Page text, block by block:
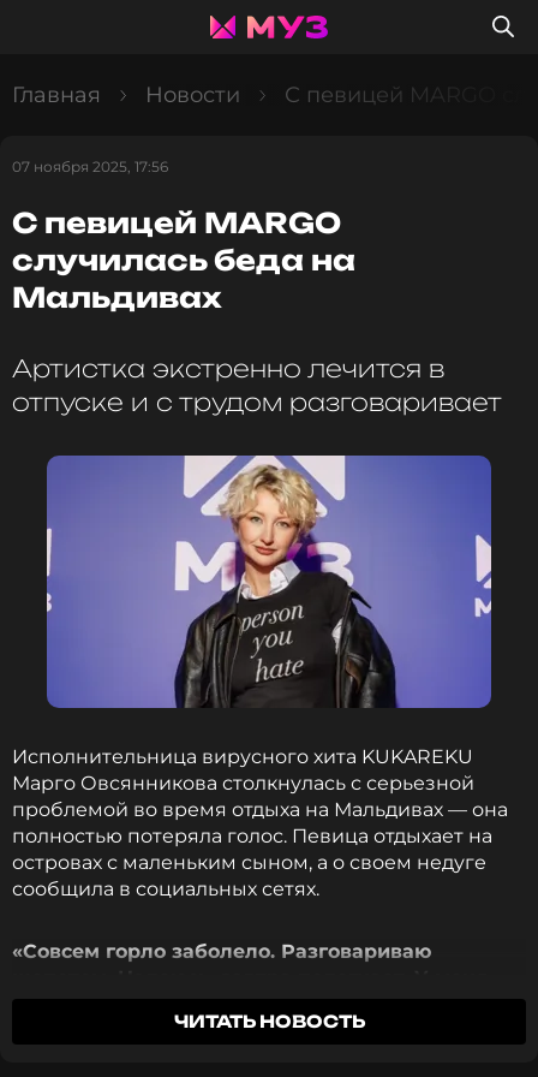
Главная Новости С певицей MARGO
07 ноября 2025, 17:56
С певицей MARGO
случилась беда на
Мальдивах
Артистка экстренно лечится в
отпуске и с трудом разговаривает
Исполнительница вирусного хита KUKAREKU
Марго Овсянникова столкнулась с серьезной
проблемой во время отдыха на Мальдивах — она
полностью потеряла голос. Певица отдыхает на
островах с маленьким сыном, а о своем недуге
сообщила в социальных сетях.
«Совсем горло заболело. Разговариваю
вроде температура», — пожаловалась
Овсянникова. Певица показала, как прямо на
ЧИТАТЬ НОВОСТЬ